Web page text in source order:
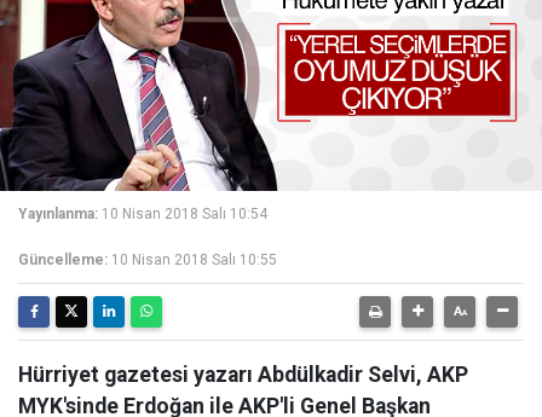
Yayınlanma: 10 Nisan 2018 Salı 10:54
Güncelleme: 10 Nisan 2018 Salı 10:55
Hürriyet gazetesi yazarı Abdülkadir Selvi, AKP
MYK'sinde Erdoğan ile AKP'li Genel Başkan